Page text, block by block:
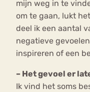
mijn weg in te
om te gaan, lukt
deel ik een aantal
negatieve
inspireren of een
– Het gevoel er
Ik vind het soms